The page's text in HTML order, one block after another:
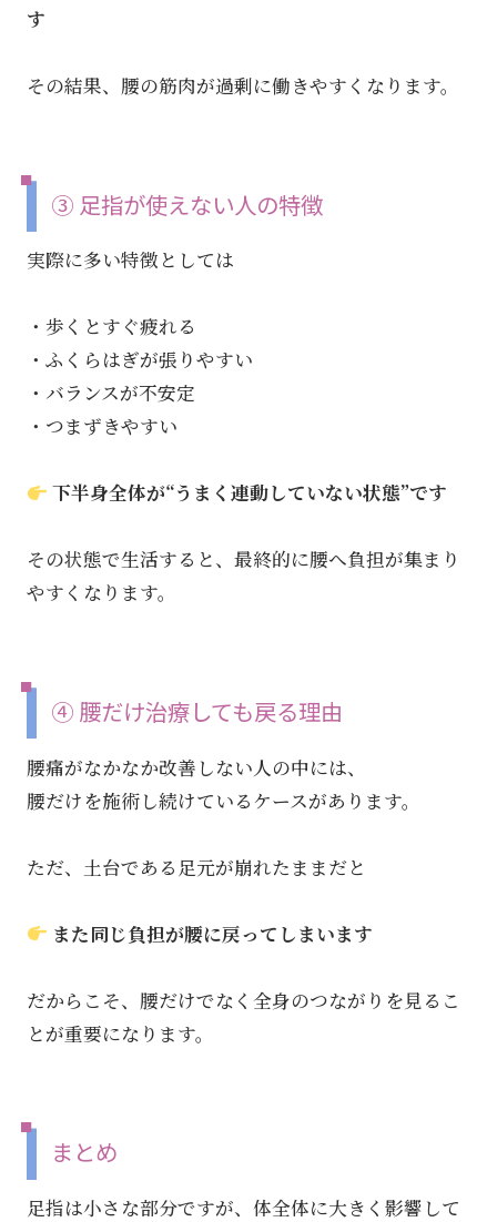
す
その結果、腰の筋肉が過剰に働きやすくなります。
③ 足指が使えない人の特徴
実際に多い特徴としては
・歩くとすぐ疲れる
・ふくらはぎが張りやすい
・バランスが不安定
・つまずきやすい
下半身全体が“うまく連動していない状態”です
その状態で生活すると、最終的に腰へ負担が集まり
やすくなります。
④ 腰だけ治療しても戻る理由
腰痛がなかなか改善しない人の中には、
腰だけを施術し続けているケースがあります。
ただ、土台である足元が崩れたままだと
また同じ負担が腰に戻ってしまいます
だからこそ、腰だけでなく全身のつながりを見るこ
とが重要になります。
まとめ
足指は小さな部分ですが、体全体に大きく影響して